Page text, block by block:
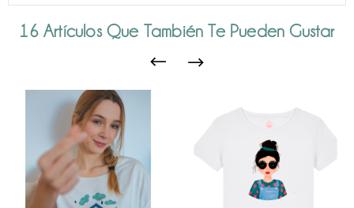
16 Artículos Que También Te Pueden Gustar